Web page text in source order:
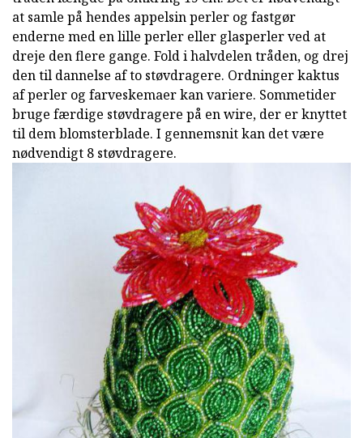
at samle på hendes appelsin perler og fastgør
enderne med en lille perler eller glasperler ved at
dreje den flere gange. Fold i halvdelen tråden, og drej
den til dannelse af to støvdragere. Ordninger kaktus
af perler og farveskemaer kan variere. Sommetider
bruge færdige støvdragere på en wire, der er knyttet
til dem blomsterblade. I gennemsnit kan det være
nødvendigt 8 støvdragere.